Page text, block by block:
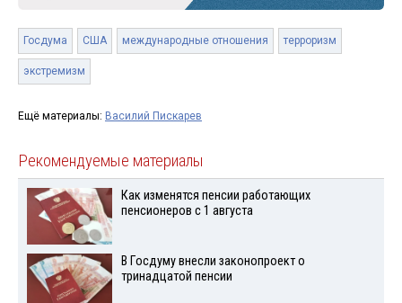
Госдума США международные отношения терроризм
экстремизм
Ещё материалы: Василий Пискарев
Рекомендуемые материалы
Как изменятся пенсии работающих
пенсионеров с 1 августа
В Госдуму внесли законопроект о
тринадцатой пенсии